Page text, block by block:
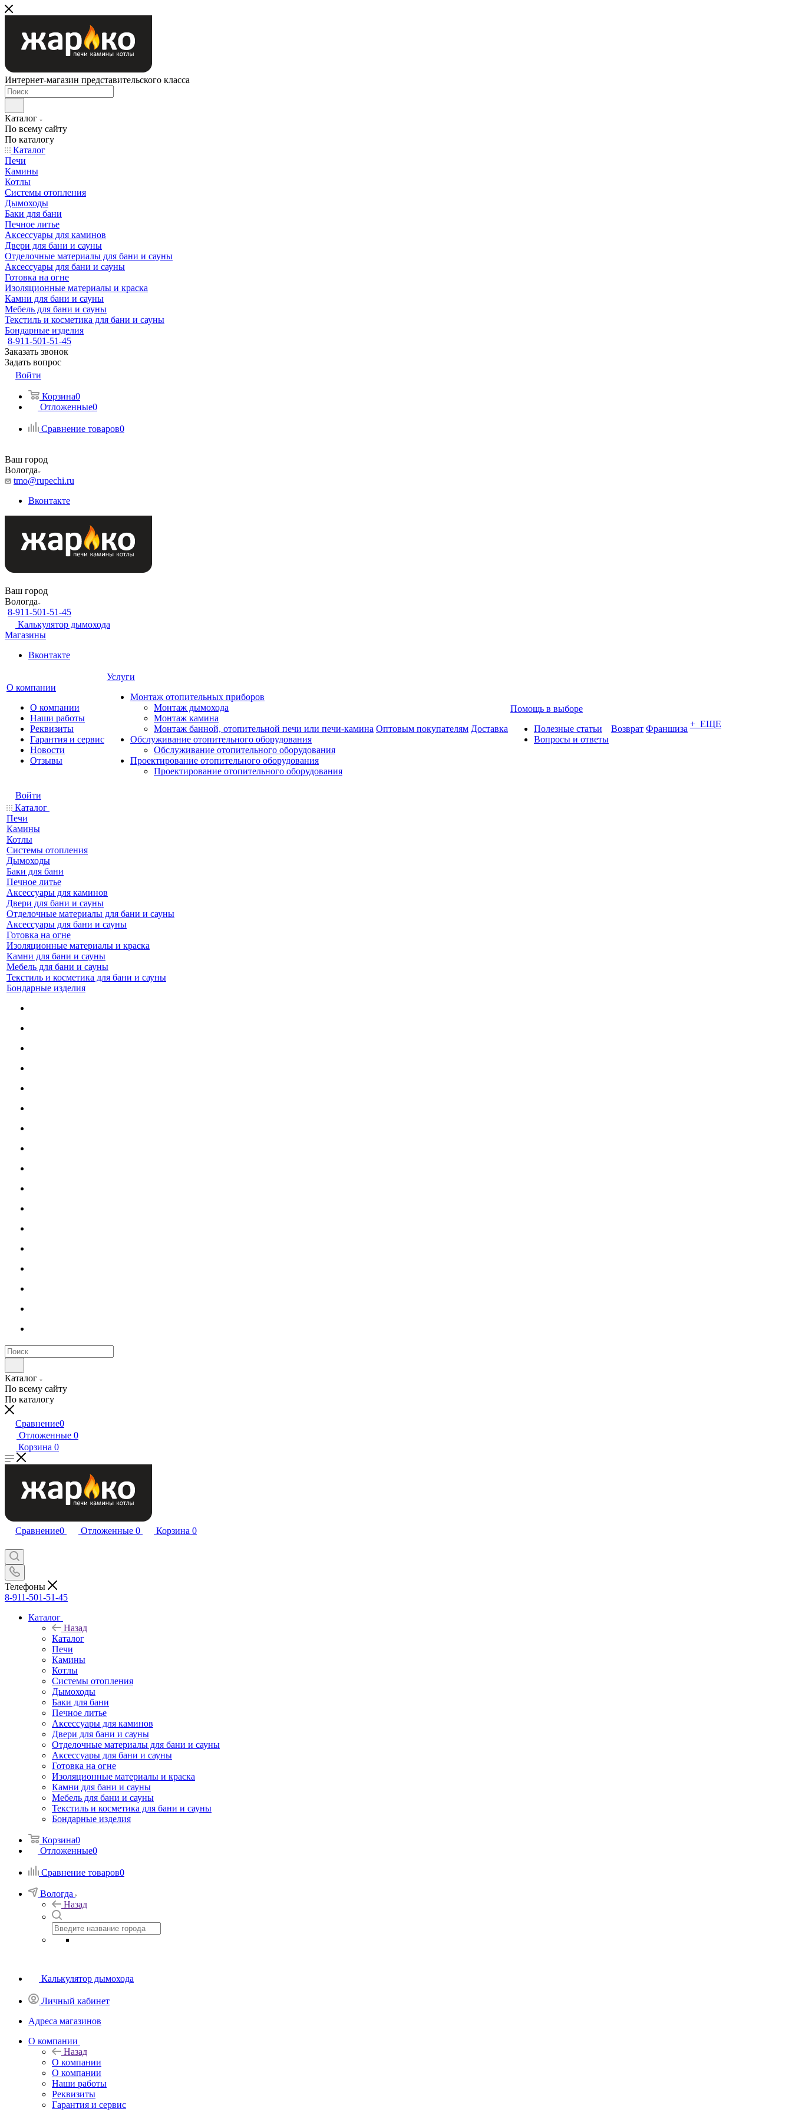
Интернет-магазин представительского класса
Каталог
По всему сайту
По каталогу
Каталог
Печи
Камины
Котлы
Системы отопления
Дымоходы
Баки для бани
Печное литье
Аксессуары для каминов
Двери для бани и сауны
Отделочные материалы для бани и сауны
Аксессуары для бани и сауны
Готовка на огне
Изоляционные материалы и краска
Камни для бани и сауны
Мебель для бани и сауны
Текстиль и косметика для бани и сауны
Бондарные изделия
8-911-501-51-45
Заказать звонок
Задать вопрос
Войти
Корзина0
Отложенные0
Сравнение товаров0
Ваш город
Вологда
tmo@rupechi.ru
Вконтакте
Ваш город
Вологда
8-911-501-51-45
Калькулятор дымохода
Магазины
Вконтакте
О компании
О компании
Наши работы
Реквизиты
Гарантия и сервис
Новости
Отзывы
Услуги
Монтаж отопительных приборов
Монтаж дымохода
Монтаж камина
Монтаж банной, отопительной печи или печи-камина
Обслуживание отопительного оборудования
Обслуживание отопительного оборудования
Проектирование отопительного оборудования
Проектирование отопительного оборудования
Оптовым покупателям Доставка
Помощь в выборе
Полезные статьи
Вопросы и ответы
Возврат Франшиза + ЕЩЕ
Войти
Каталог
Печи
Камины
Котлы
Системы отопления
Дымоходы
Баки для бани
Печное литье
Аксессуары для каминов
Двери для бани и сауны
Отделочные материалы для бани и сауны
Аксессуары для бани и сауны
Готовка на огне
Изоляционные материалы и краска
Камни для бани и сауны
Мебель для бани и сауны
Текстиль и косметика для бани и сауны
Бондарные изделия
Каталог
По всему сайту
По каталогу
Сравнение0
Отложенные 0
Корзина 0
Сравнение0 Отложенные 0 Корзина 0
Телефоны
8-911-501-51-45
Каталог
Назад
Каталог
Печи
Камины
Котлы
Системы отопления
Дымоходы
Баки для бани
Печное литье
Аксессуары для каминов
Двери для бани и сауны
Отделочные материалы для бани и сауны
Аксессуары для бани и сауны
Готовка на огне
Изоляционные материалы и краска
Камни для бани и сауны
Мебель для бани и сауны
Текстиль и косметика для бани и сауны
Бондарные изделия
Корзина0
Отложенные0
Сравнение товаров0
Вологда
Назад
Калькулятор дымохода
Личный кабинет
Адреса магазинов
O компании
Назад
O компании
О компании
Наши работы
Реквизиты
Гарантия и сервис